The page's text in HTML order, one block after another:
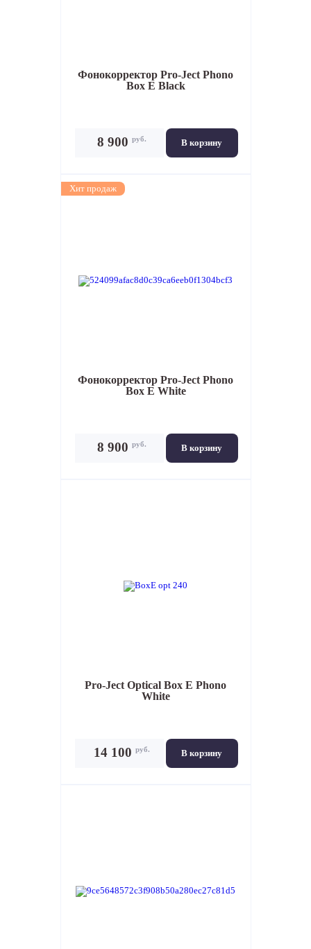
Фонокорректор Pro-Ject Phono
Box E Black
В корзину
8 900 руб.
Хит продаж
Фонокорректор Pro-Ject Phono
Box E White
В корзину
8 900 руб.
Pro-Ject Optical Box E Phono
White
В корзину
14 100 руб.